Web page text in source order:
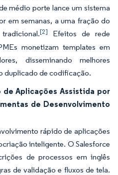
médio porte lance um sistema
em semanas, a uma fração do
[2] Efeitos de rede
monetizam templates em
disseminando melhores
duplicado de codificação.
de Aplicações Assistida por
de Desenvolvimento
rápido de aplicações
inteligente. O Salesforce
de processos em inglês
de validação e fluxos de tela.